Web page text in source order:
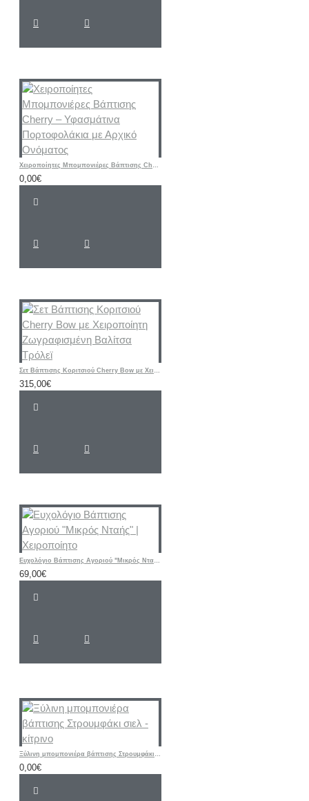
Χειροποίητες Μπομπονιέρες Βάπτισης Cherry – Υφασμάτινα Πορτοφολάκια με Αρχικό Ονόματος
0,00€
Σετ Βάπτισης Κοριτσιού Cherry Bow με Χειροποίητη Ζωγραφισμένη Βαλίτσα Τρόλεϊ
315,00€
Ευχολόγιο Βάπτισης Αγοριού "Μικρός Νταής" | Χειροποίητο
69,00€
Ξύλινη μπομπονιέρα βάπτισης Στρουμφάκι σιελ - κίτρινο
0,00€